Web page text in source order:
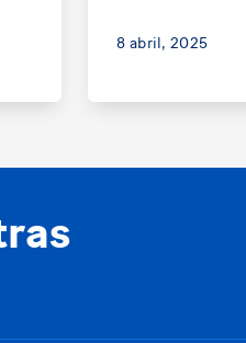
8 abril, 2025